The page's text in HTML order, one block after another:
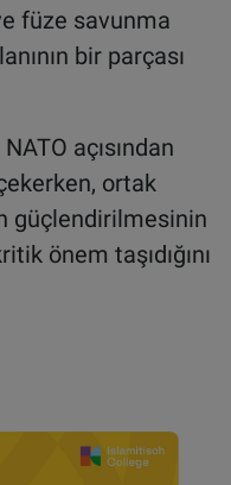
füze savunma
bir parçası
açısından
ortak
güçlendirilmesinin
önem taşıdığını